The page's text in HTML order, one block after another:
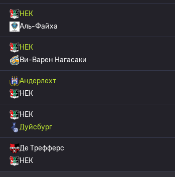
НЕК
Аль-Файха
НЕК
Ви-Варен Нагасаки
Андерлехт
НЕК
НЕК
Дуйсбург
Де Трефферс
НЕК